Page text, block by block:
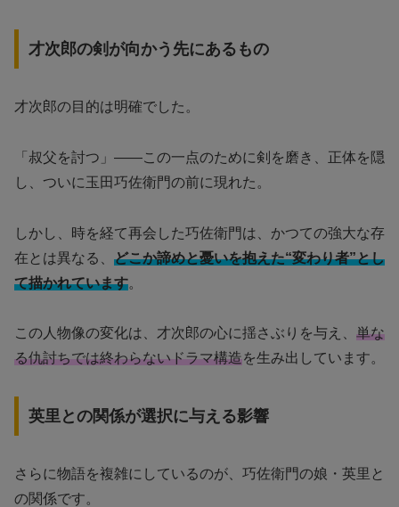
才次郎の剣が向かう先にあるもの
才次郎の目的は明確でした。
「叔父を討つ」――この一点のために剣を磨き、正体を隠
し、ついに玉田巧佐衛門の前に現れた。
しかし、時を経て再会した巧佐衛門は、かつての強大な存
在とは異なる、 どこか諦めと憂いを抱えた“変わり者”とし
て描かれています。
この人物像の変化は、才次郎の心に揺さぶりを与え、 単な
る仇討ちでは終わらないドラマ構造を生み出しています。
英里との関係が選択に与える影響
さらに物語を複雑にしているのが、巧佐衛門の娘・英里と
の関係です。